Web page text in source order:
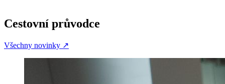
Cestovní průvodce
Všechny novinky ↗